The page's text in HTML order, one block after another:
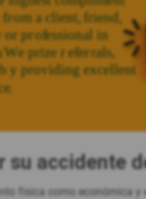
accidente
física como económica